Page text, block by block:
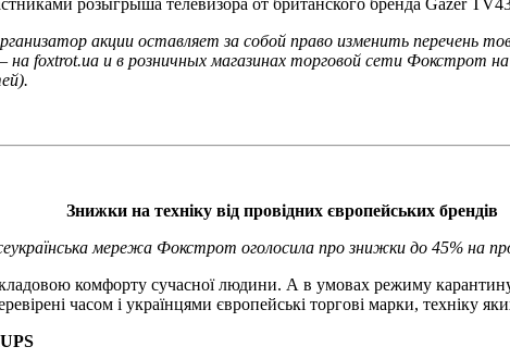
акции оставляет за собой право изменить перечень
foxtrot.ua и в розничных магазинах торговой сети Фокстрот
Знижки на техніку від провідних європейських брендів
мережа Фокстрот оголосила про знижки до 45% на
комфорту сучасної людини. А в умовах режиму карантину
часом і українцями європейські торгові марки, техніку